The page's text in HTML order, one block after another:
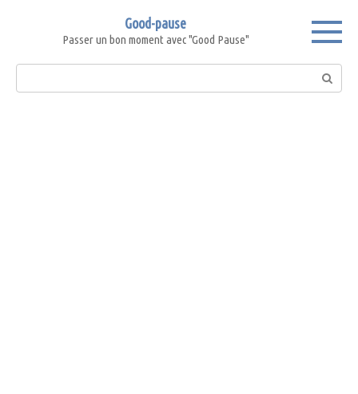
Good-pause
Passer un bon moment avec "Good Pause"
Search: